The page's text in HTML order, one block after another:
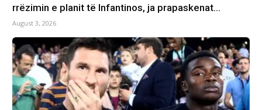
rrëzimin e planit të Infantinos, ja prapaskenat…
August 3, 2026